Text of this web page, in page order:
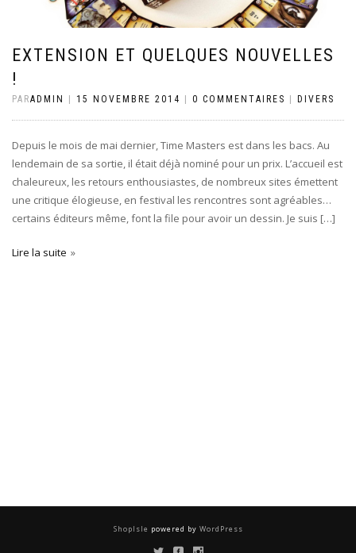
EXTENSION ET QUELQUES NOUVELLES
!
PARADMIN 15 NOVEMBRE 2014 0 COMMENTAIRES DIVERS
Depuis le mois de mai dernier, Time Masters est dans les bacs. Au
lendemain de sa sortie, il était déjà nominé pour un prix. L’accueil est
chaleureux, les retours enthousiastes, de nombreux sites émettent
une critique élogieuse, en festival les rencontres sont agréables…
certains éditeurs même, font la file pour avoir un dessin. Je suis […]
Lire la suite
ShopIsle powered by WordPress